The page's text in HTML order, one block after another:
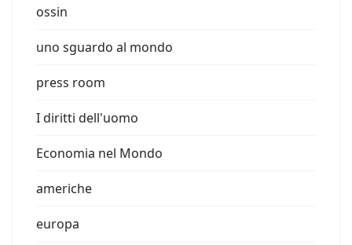
ossin
uno sguardo al mondo
press room
I diritti dell'uomo
Economia nel Mondo
americhe
europa